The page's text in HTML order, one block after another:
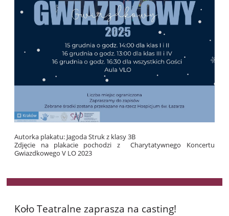
Autorka plakatu: Jagoda Struk z klasy 3B
Zdjęcie na plakacie pochodzi z Charytatywnego Koncertu
Gwiazdkowego V LO 2023
Koło Teatralne zaprasza na casting!